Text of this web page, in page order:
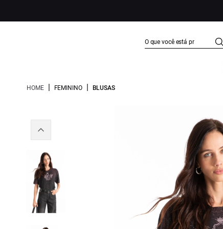
HOME | FEMININO | BLUSAS